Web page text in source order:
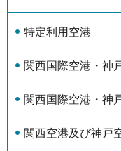
特定利用空港
関西国際空港・神
関西国際空港・神
関西空港及び神戸